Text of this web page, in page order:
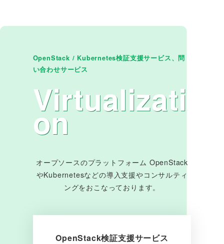
OpenStack / Kubernetes検証支援サービス、問
い合わせサービス
Virtualizati
on
オープソースのプラットフォーム OpenStack
やKubernetesなどの導入支援やコンサルティ
ングをおこなっております。
OpenStack検証支援サービス